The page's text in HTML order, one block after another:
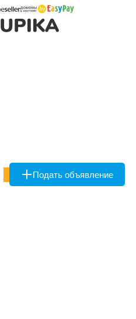
Подать объявление